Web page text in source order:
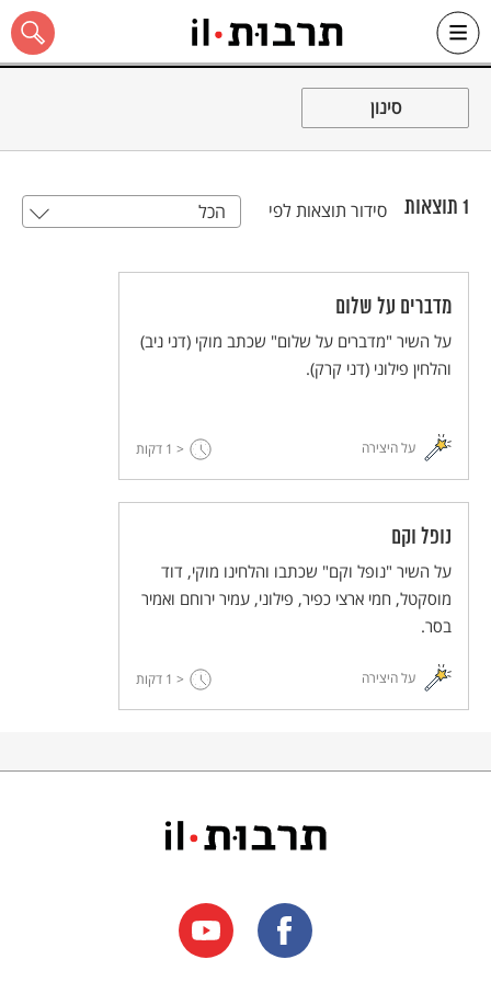
Skip
כל האתר
סינון
1 תוצאות סידור תוצאות לפי הכל
מדברים על שלום
על השיר "מדברים על שלום" שכתב מוקי (דני ניב)
והלחין פילוני (דני קרק).
על היצירה < 1 דקות
נופל וקם
על השיר "נופל וקם" שכתבו והלחינו מוקי, דוד
מוסקטל, חמי ארצי כפיר, פילוני, עמיר ירוחם ואמיר
בסר.
על היצירה < 1 דקות